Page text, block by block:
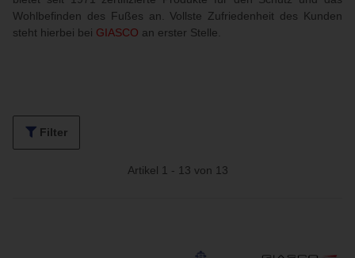
Wohlbefinden des Fußes an. Vollste Zufriedenheit des Kunden
steht hierbei bei GIASCO an erster Stelle.
Filter
Artikel 1 - 13 von 13